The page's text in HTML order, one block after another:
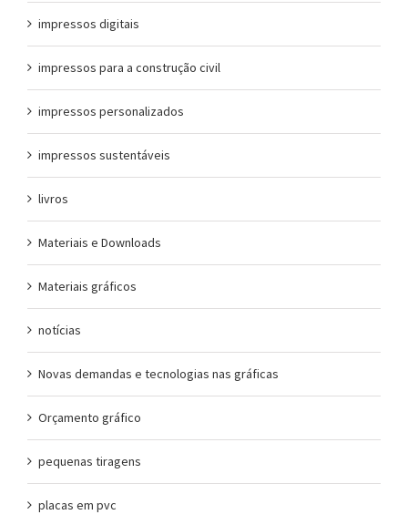
impressos digitais
impressos para a construção civil
impressos personalizados
impressos sustentáveis
livros
Materiais e Downloads
Materiais gráficos
notícias
Novas demandas e tecnologias nas gráficas
Orçamento gráfico
pequenas tiragens
placas em pvc